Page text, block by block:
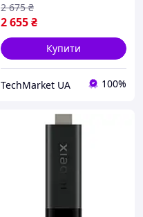
2 655₴
2 675 ₴
Купити
TechMarket UA 100%